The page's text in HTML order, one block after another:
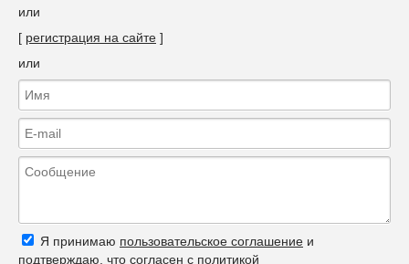
или
[ регистрация на сайте ]
или
Я принимаю пользовательское соглашение и
подтверждаю, что согласен с политикой